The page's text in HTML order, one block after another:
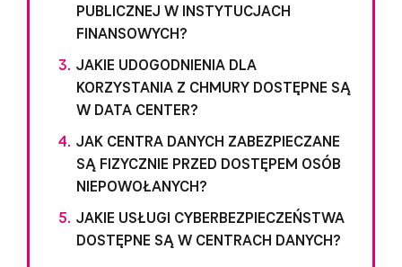
PUBLICZNEJ W INSTYTUCJACH
FINANSOWYCH?
JAKIE UDOGODNIENIA DLA
KORZYSTANIA Z CHMURY DOSTĘPNE SĄ
W DATA CENTER?
JAK CENTRA DANYCH ZABEZPIECZANE
SĄ FIZYCZNIE PRZED DOSTĘPEM OSÓB
NIEPOWOŁANYCH?
JAKIE USŁUGI CYBERBEZPIECZEŃSTWA
DOSTĘPNE SĄ W CENTRACH DANYCH?